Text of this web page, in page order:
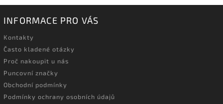
INFORMACE PRO VÁS
Kontakty
Často kladené otázky
Proč nakoupit u nás
Puncovní značky
Obchodní podmínky
Podmínky ochrany osobních údajů